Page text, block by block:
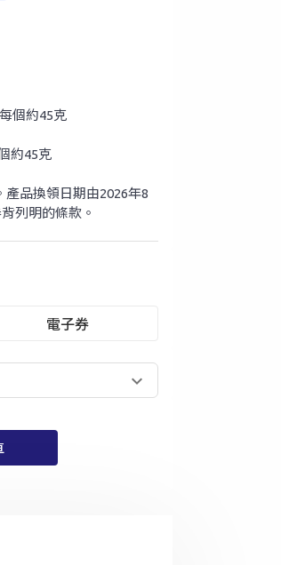
個約45克
約45克
品換領日期由2026年8
列明的條款。
電子券